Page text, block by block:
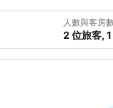
人數與客房
2 位旅客,